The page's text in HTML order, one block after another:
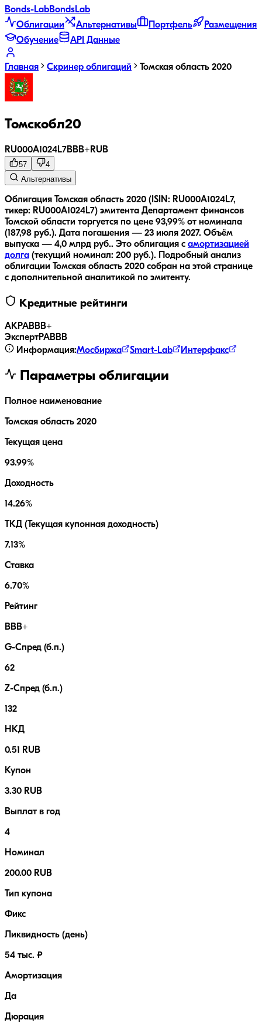
Bonds-LabBondsLab
Облигации
Альтернативы Портфель
Размещения
Обучение
API Данные
Главная Скринер облигаций Томская область 2020
Томскобл20
RU000A1024L7BBB+ RUB
57
4
Альтернативы
Облигация Томская область 2020 (ISIN: RU000A1024L7,
тикер: RU000A1024L7) эмитента Департамент финансов
Томской области торгуется по цене 93,99% от номинала
(187,98 руб.). Дата погашения — 23 июля 2027. Объём
выпуска — 4,0 млрд руб.. Это облигация с амортизацией
долга (текущий номинал: 200 руб.).
Подробный анализ
облигации
Томская область 2020 собран на этой странице
с дополнительной аналитикой по эмитенту.
Кредитные рейтинги
АКРАBBB+
ЭкспертРАBBB
Информация:Мосбиржа Smart-Lab Интерфакс
Параметры облигации
Полное наименование
Томская область 2020
Текущая цена
93.99%
Доходность
14.26%
ТКД (Текущая купонная доходность)
7.13%
Ставка
6.70%
Рейтинг
BBB+
G-Спред (б.п.)
62
Z-Спред (б.п.)
132
НКД
0.51 RUB
Купон
3.30 RUB
Выплат в год
4
Номинал
200.00 RUB
Тип купона
Фикс
Ликвидность (день)
54 тыс. ₽
Амортизация
Да
Дюрация